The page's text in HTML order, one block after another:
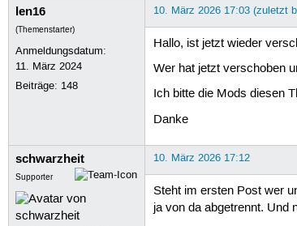
len16
(Themenstarter)
Anmeldungsdatum:
11. März 2024
Beiträge: 148
10. März 2026 17:03 (zuletzt
Hallo, ist jetzt wieder
Wer hat jetzt verschoben
Ich bitte die Mods diesen
Danke
schwarzheit
Supporter
10. März 2026 17:12
Steht im ersten Post wer
ja von da abgetrennt. Und